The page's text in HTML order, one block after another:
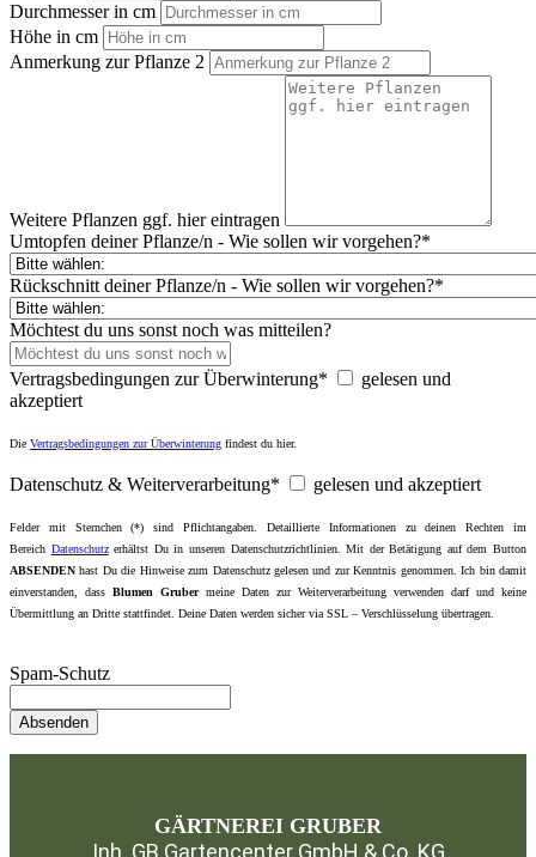
Durchmesser in cm
Höhe in cm
Anmerkung zur Pflanze 2
Weitere Pflanzen ggf. hier eintragen
Umtopfen deiner Pflanze/n - Wie sollen wir vorgehen?*
Rückschnitt deiner Pflanze/n - Wie sollen wir vorgehen?*
Möchtest du uns sonst noch was mitteilen?
Vertragsbedingungen zur Überwinterung*
gelesen und
akzeptiert
Die Vertragsbedingungen zur Überwinterung findest du hier.
Datenschutz & Weiterverarbeitung* gelesen und akzeptiert
Felder mit Sternchen (*) sind Pflichtangaben. Detaillierte Informationen zu deinen Rechten im
Bereich Datenschutzerhältst Du in unseren Datenschutzrichtlinien. Mit der Betätigung auf dem Button
ABSENDEN hast Du die Hinweise zum Datenschutz gelesen und zur Kenntnis genommen. Ich bin damit
einverstanden, dass Blumen Grubermeine Daten zur Weiterverarbeitung verwenden darf und keine
Übermittlung an Dritte stattfindet. Deine Daten werden sicher via SSL – Verschlüsselung übertragen.
Spam-Schutz
GÄRTNEREI GRUBER